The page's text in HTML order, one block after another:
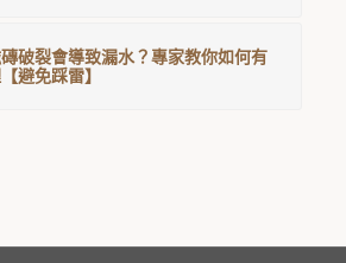
破裂會導致漏水？專家教你如何有
避免踩雷】